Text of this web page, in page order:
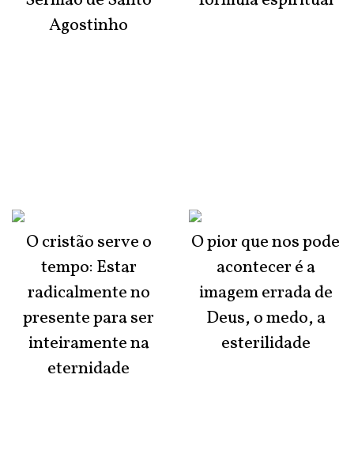
Agostinho
O cristão serve o
tempo: Estar
radicalmente no
presente para ser
inteiramente na
eternidade
O pior que nos pode
acontecer é a
imagem errada de
Deus, o medo, a
esterilidade